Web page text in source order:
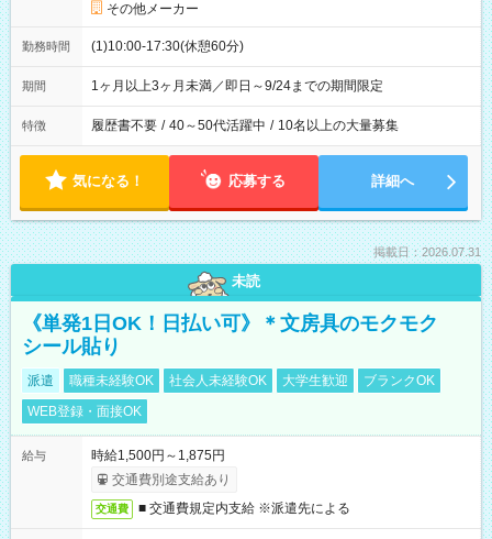
その他メーカー
勤務時間 (1)10:00-17:30(休憩60分)
期間 1ヶ月以上3ヶ月未満／即日～9/24までの期間限定
特徴 履歴書不要 / 40～50代活躍中 / 10名以上の大量募集
気になる！ 応募する 詳細へ
掲載日：2026.07.31
未読
《単発1日OK！日払い可》＊文房具のモクモク
シール貼り
派遣 職種未経験OK 社会人未経験OK 大学生歓迎
ブランクOK
WEB登録・面接OK
給与
時給1,500円～1,875円
交通費別途支給あり
交通費 ■ 交通費規定内支給 ※派遣先による